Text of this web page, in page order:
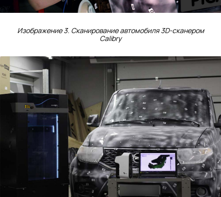
Изображение 3. Сканирование автомобиля 3D-сканером
Calibry